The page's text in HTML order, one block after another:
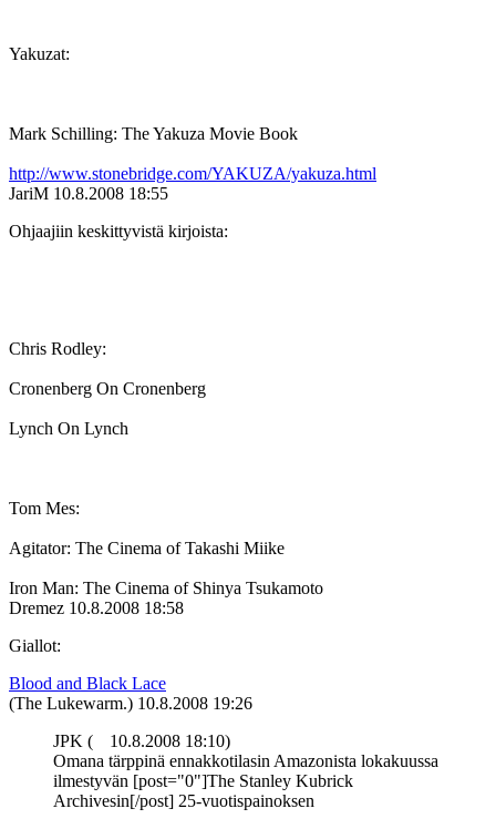
Yakuzat:
Mark Schilling: The Yakuza Movie Book
http://www.stonebridge.com/YAKUZA/yakuza.html
JariM 10.8.2008 18:55
Ohjaajiin keskittyvistä kirjoista:
Chris Rodley:
Cronenberg On Cronenberg
Lynch On Lynch
Tom Mes:
Agitator: The Cinema of Takashi Miike
Iron Man: The Cinema of Shinya Tsukamoto
Dremez 10.8.2008 18:58
Giallot:
Blood and Black Lace
(The Lukewarm.) 10.8.2008 19:26
JPK (
10.8.2008 18:10)
Omana tärppinä ennakkotilasin Amazonista lokakuussa
ilmestyvän [post="0"]The Stanley Kubrick
Archivesin[/post] 25-vuotispainoksen